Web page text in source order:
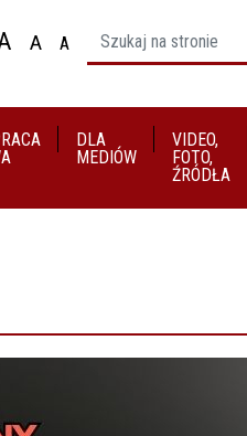
na motyw wysokiej
A
Ustaw rozmiar czcionki
A
Ustaw rozmiar czcionki
DLA
MEDIÓW
VIDEO,
FOTO,
ŹRÓDŁA